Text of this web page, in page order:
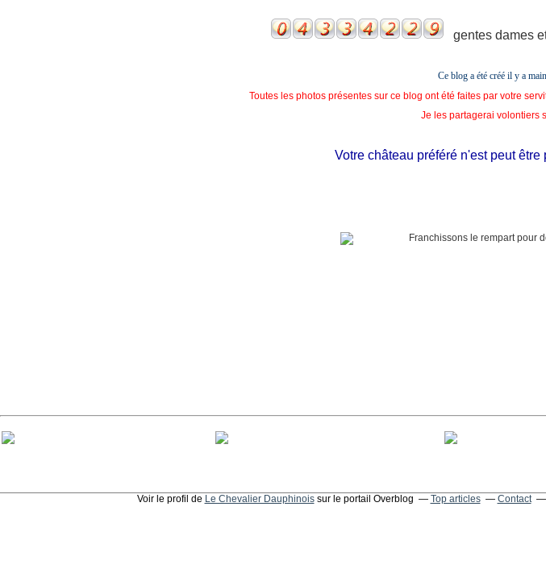
gentes dames
Ce blog a été créé il y a
Toutes les photos présentes sur ce blog ont été faites par votre
Je les partagerai volontiers
Votre château préféré n'est peut être
Voir le profil de Le Chevalier Dauphinoissur le portail Overblog Top articles Contact